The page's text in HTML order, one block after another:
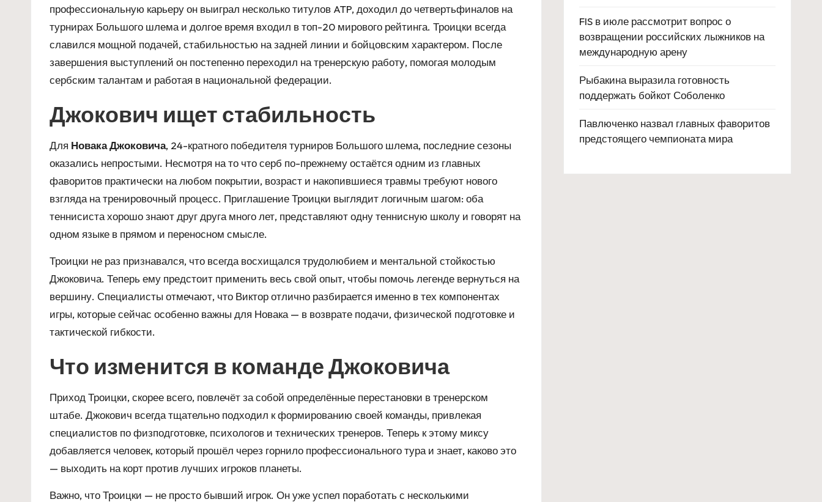
профессиональную карьеру он выиграл несколько титулов ATP, доходил до четвертьфиналов на
турнирах Большого шлема и долгое время входил в топ-20 мирового рейтинга. Троицки всегда
славился мощной подачей, стабильностью на задней линии и бойцовским характером. После
завершения выступлений он постепенно переходил на тренерскую работу, помогая молодым
сербским талантам и работая в национальной федерации.
Джокович ищет стабильность
Для Новака Джоковича, 24-кратного победителя турниров Большого шлема, последние сезоны
оказались непростыми. Несмотря на то что серб по-прежнему остаётся одним из главных
фаворитов практически на любом покрытии, возраст и накопившиеся травмы требуют нового
взгляда на тренировочный процесс. Приглашение Троицки выглядит логичным шагом: оба
теннисиста хорошо знают друг друга много лет, представляют одну теннисную школу и говорят на
одном языке в прямом и переносном смысле.
Троицки не раз признавался, что всегда восхищался трудолюбием и ментальной стойкостью
Джоковича. Теперь ему предстоит применить весь свой опыт, чтобы помочь легенде вернуться на
вершину. Специалисты отмечают, что Виктор отлично разбирается именно в тех компонентах
игры, которые сейчас особенно важны для Новака — в возврате подачи, физической подготовке и
тактической гибкости.
Что изменится в команде Джоковича
Приход Троицки, скорее всего, повлечёт за собой определённые перестановки в тренерском
штабе. Джокович всегда тщательно подходил к формированию своей команды, привлекая
специалистов по физподготовке, психологов и технических тренеров. Теперь к этому миксу
добавляется человек, который прошёл через горнило профессионального тура и знает, каково это
— выходить на корт против лучших игроков планеты.
Важно, что Троицки — не просто бывший игрок. Он уже успел поработать с несколькими
FIS в июле рассмотрит вопрос о
возвращении российских лыжников на
международную арену
Рыбакина выразила готовность
поддержать бойкот Соболенко
Павлюченко назвал главных фаворитов
предстоящего чемпионата мира